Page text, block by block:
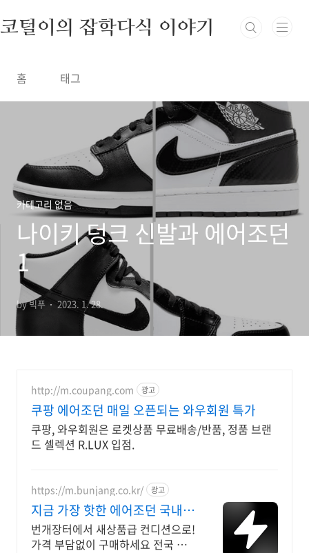
코털이의 잡학다식 이야기
홈 태그
카테고리 없음
나이키 덩크 신발과 에어조던
1
by 빅푸 2023. 1. 28.
http://m.coupang.com 광고
쿠팡 에어조던 매일 오픈되는 와우회원 특가
쿠팡, 와우회원은 로켓상품 무료배송/반품, 정품 브랜
드 셀렉션 R.LUX 입점.
https://m.bunjang.co.kr/ 광고
지금 가장 핫한 에어조던 국내
최대 브랜드 중고거래
번개장터에서 새상품급 컨디션으로!
가격 부담없이 구매하세요 전국 각